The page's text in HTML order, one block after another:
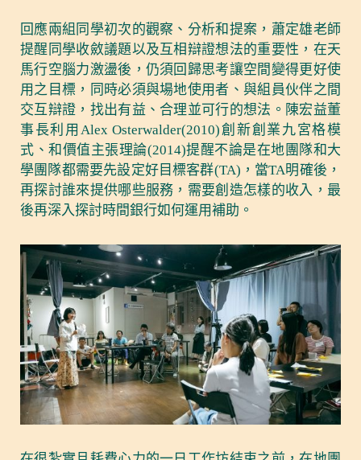
回應兩組同學初次的觀察、分析和提案，蕭定雄老師
提醒同學收斂議題以及互相辯證想法的重要性，在天
馬行空腦力激盪後，仍須回歸思考讓空間變得更好使
用之目標，同時必須與場地使用者、與組員伙伴之間
交互辯證，找出有益、合理並可行的想法。陳宏益董
事長利用Alex Osterwalder(2010)創新創業九宮格模
式、和價值主張理論(2014)提醒不論是在地團隊和大
學團隊都需要先設定好目標客群(TA)，當TA明確後，
再探討誰來提供哪些服務，需要創造怎樣的收入，最
後再深入探討時間銀行如何運用補助。